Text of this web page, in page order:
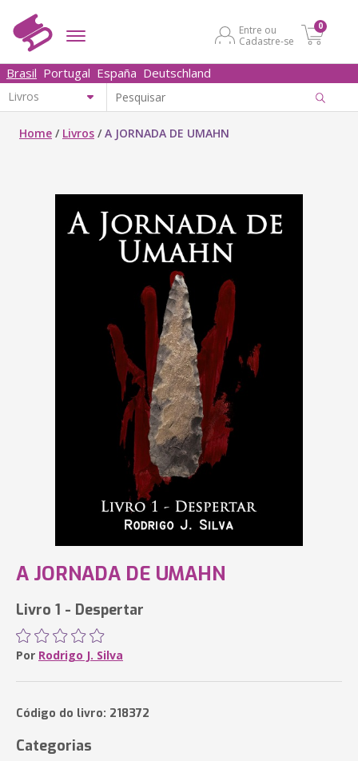
Entre ou
Cadastre-se
0
Brasil Portugal España Deutschland
Home / Livros /A JORNADA DE UMAHN
A JORNADA DE UMAHN
Livro 1 - Despertar
Por Rodrigo J. Silva
Código do livro: 218372
Categorias